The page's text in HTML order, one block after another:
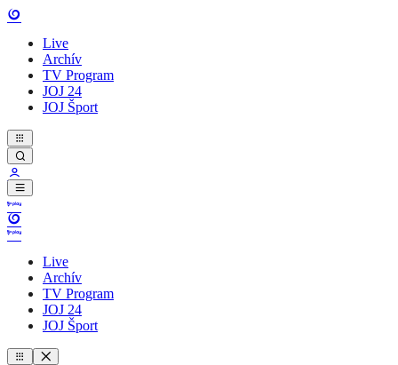
Live
Archív
TV Program
JOJ 24
JOJ Šport
Live
Archív
TV Program
JOJ 24
JOJ Šport